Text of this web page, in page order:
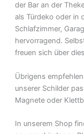
der Bar an der
als Türdeko oder in
Schlafzimmer,
hervorragend.
freuen sich über
Übrigens
unserer Schilder
Magnete oder
In unserem Shop